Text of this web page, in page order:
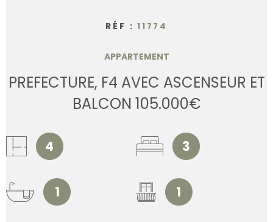
RÉF :11774
APPARTEMENT
PREFECTURE, F4 AVEC ASCENSEUR ET
BALCON 105.000€
4 3
1 1